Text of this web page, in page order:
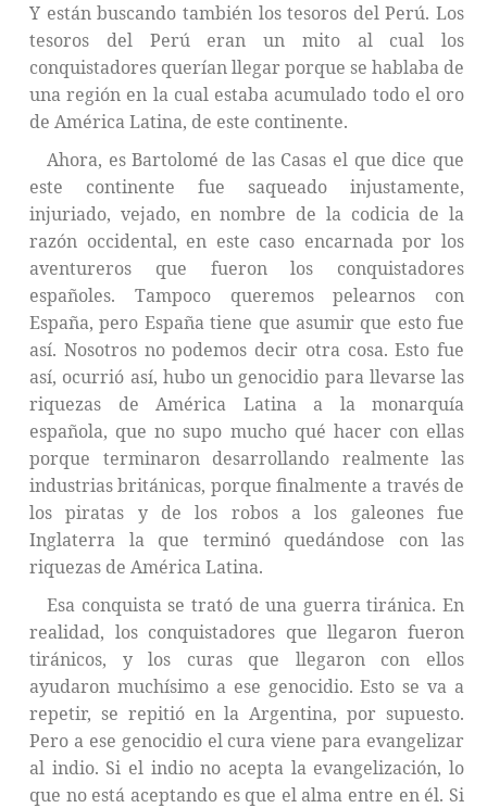
Y están buscando también los tesoros del Perú. Los
tesoros del Perú eran un mito al cual los
conquistadores querían llegar porque se hablaba de
una región en la cual estaba acumulado todo el oro
de América Latina, de este continente.
Ahora, es Bartolomé de las Casas el que dice que
este continente fue saqueado injustamente,
injuriado, vejado, en nombre de la codicia de la
razón occidental, en este caso encarnada por los
aventureros que fueron los conquistadores
españoles. Tampoco queremos pelearnos con
España, pero España tiene que asumir que esto fue
así. Nosotros no podemos decir otra cosa. Esto fue
así, ocurrió así, hubo un genocidio para llevarse las
riquezas de América Latina a la monarquía
española, que no supo mucho qué hacer con ellas
porque terminaron desarrollando realmente las
industrias británicas, porque finalmente a través de
los piratas y de los robos a los galeones fue
Inglaterra la que terminó quedándose con las
riquezas de América Latina.
Esa conquista se trató de una guerra tiránica. En
realidad, los conquistadores que llegaron fueron
tiránicos, y los curas que llegaron con ellos
ayudaron muchísimo a ese genocidio. Esto se va a
repetir, se repitió en la Argentina, por supuesto.
Pero a ese genocidio el cura viene para evangelizar
al indio. Si el indio no acepta la evangelización, lo
que no está aceptando es que el alma entre en él. Si